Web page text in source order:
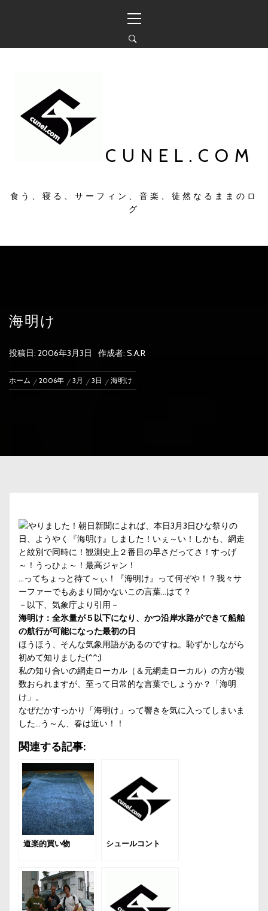
ン
イ
ン
メ
CUNEL.COM
食う、寝る、サーフィン、音楽、徒然なるままのロ
グ
海明け
投稿日: 2006年3月3日 作成者: S.A.R
ホーム 2006年 3月 3日 海明け
やりました！ 朝日新聞によれば、本日3月3日ひな祭りの
日、ようやく『海明け』しました！いぇ～い！しかも、網走
と紋別で同時に！観測史上２番目の早さだってさ！すっげ
～！うっひょ～！最高ジャン！
…ってちょっと待て～ぃ！『海明け』って何ぞや！？我々サ
ーファーでもあまり聞かないこの言葉…はて？
－以下、 気象庁より引用－
海明け：全氷量が５以下になり、かつ沿岸水路ができて船舶
の航行が可能になった最初の日
ほうほう、そんな気象用語があるのですね。恥ずかしながら
初めて知りました(^^;)
私の知り合いの網走ローカル（＆元網走ローカル）の方が複
数おられますが、至って日常的な言葉でしょうか？「海明
け」。
なぜだかすっかり「海明け」って響きを気に入ってしまいま
した…う～ん、春は近い！！
関連する記事:
道楽的買い物 シュールコント